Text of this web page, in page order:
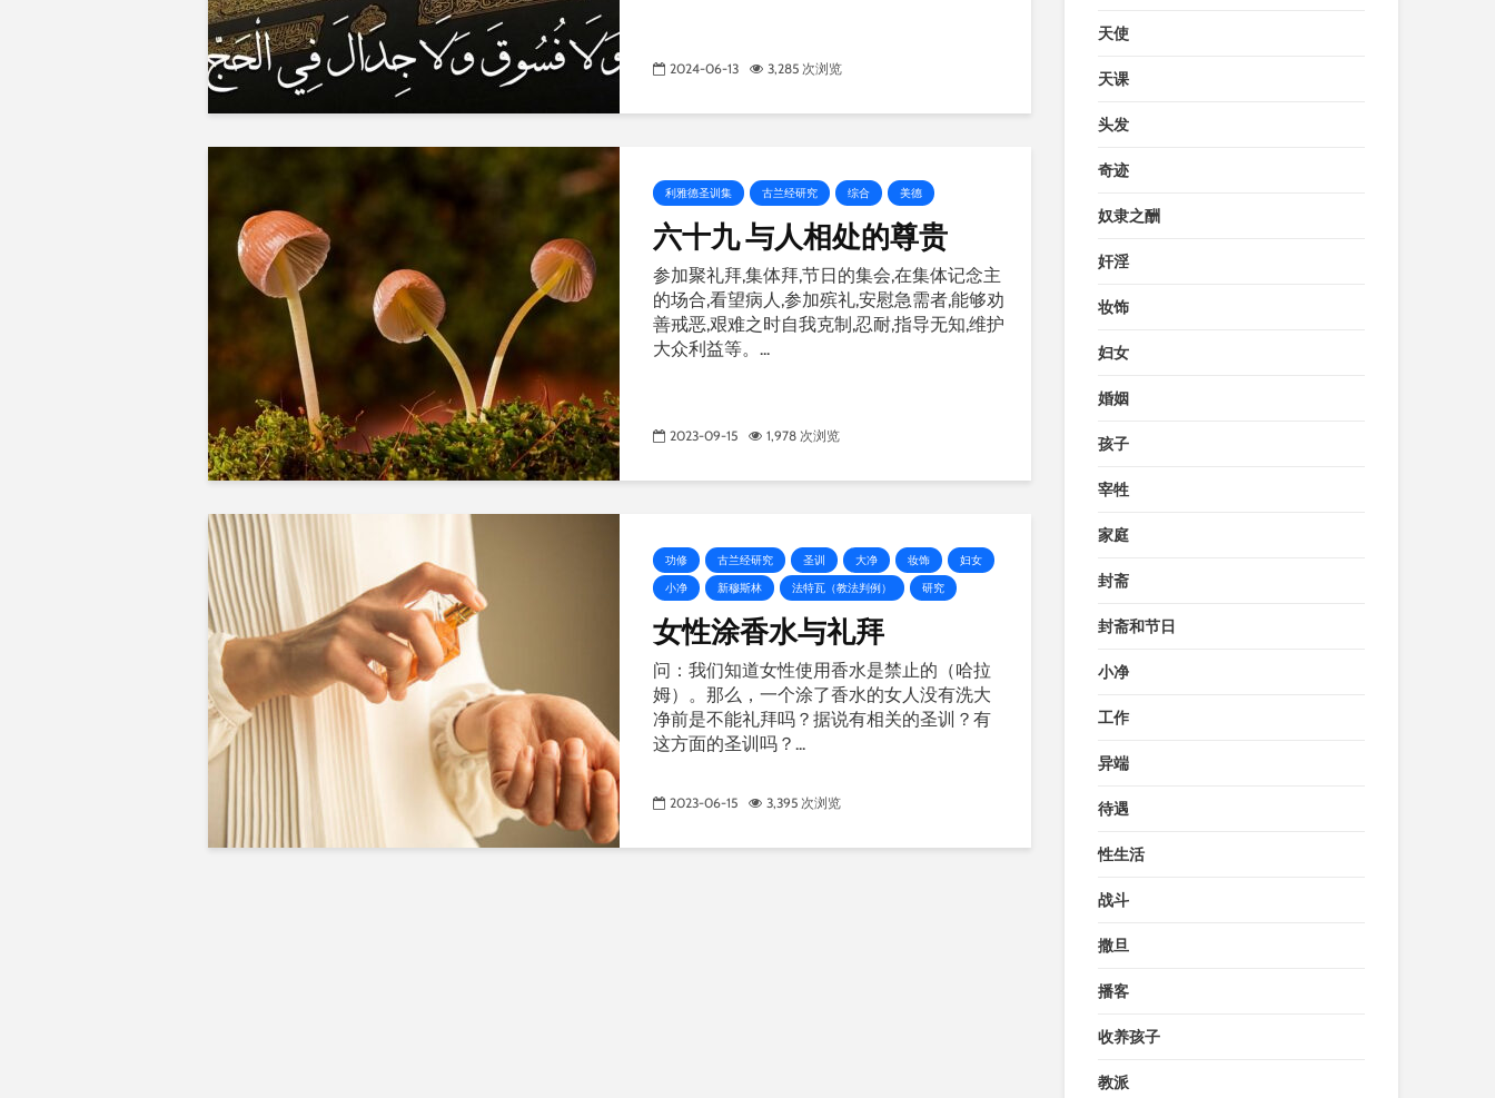
2024-06-13 3,285 次浏览
利雅德圣训集 古兰经研究 综合 美德
六十九 与人相处的尊贵
参加聚礼拜,集体拜,节日的集会,在集体记念主
的场合,看望病人,参加殡礼,安慰急需者,能够劝
善戒恶,艰难之时自我克制,忍耐,指导无知,维护
大众利益等。...
2023-09-15 1,978 次浏览
功修 古兰经研究 圣训 大净 妆饰
妇女
小净
新穆斯林 法特瓦（教法判例） 研究
女性涂香水与礼拜
问：我们知道女性使用香水是禁止的（哈拉
姆）。那么，一个涂了香水的女人没有洗大
净前是不能礼拜吗？据说有相关的圣训？有
这方面的圣训吗？...
2023-06-15 3,395 次浏览
天使
天课
头发
奇迹
奴隶之酬
奸淫
妆饰
妇女
婚姻
孩子
宰牲
家庭
封斋
封斋和节日
小净
工作
异端
待遇
性生活
战斗
撒旦
播客
收养孩子
教派